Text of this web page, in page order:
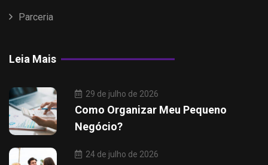
Parceria
Leia Mais
29 de julho de 2026
Como Organizar Meu Pequeno
Negócio?
24 de julho de 2026